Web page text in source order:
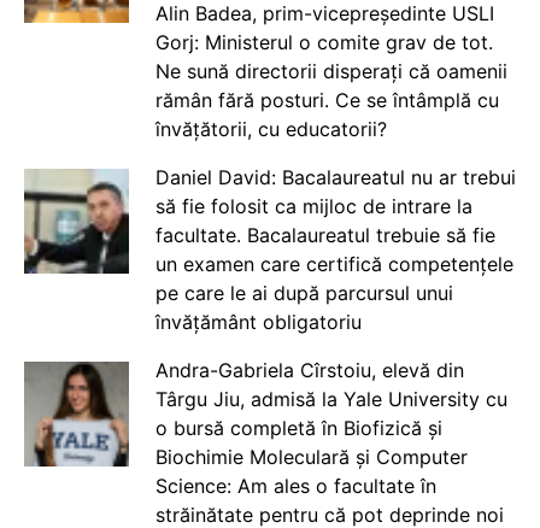
Alin Badea, prim-vicepreședinte USLI
Gorj: Ministerul o comite grav de tot.
Ne sună directorii disperați că oamenii
rămân fără posturi. Ce se întâmplă cu
învățătorii, cu educatorii?
Daniel David: Bacalaureatul nu ar trebui
să fie folosit ca mijloc de intrare la
facultate. Bacalaureatul trebuie să fie
un examen care certifică competențele
pe care le ai după parcursul unui
învățământ obligatoriu
Andra-Gabriela Cîrstoiu, elevă din
Târgu Jiu, admisă la Yale University cu
o bursă completă în Biofizică și
Biochimie Moleculară și Computer
Science: Am ales o facultate în
străinătate pentru că pot deprinde noi